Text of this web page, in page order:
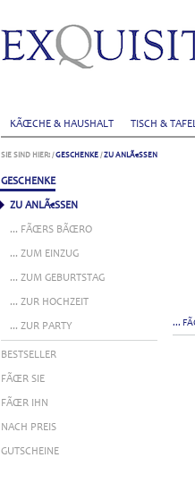
KÃŒCHE & HAUSHALT TISCH &
SIE SIND HIER: /GESCHENKE /ZU ANLÃ€SSEN
GESCHENKE
ZU ANLÃ€SSEN
... FÃŒRS BÃŒRO
... ZUM EINZUG
... ZUM GEBURTSTAG
... ZUR HOCHZEIT
... ZUR PARTY
BESTSELLER
FÃŒR SIE
FÃŒR IHN
NACH PREIS
GUTSCHEINE
...